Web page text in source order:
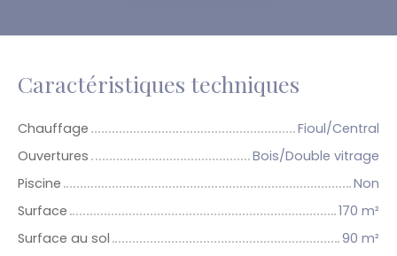
Caractéristiques techniques
Chauffage
Fioul/Central
Ouvertures
Bois/Double vitrage
Piscine
Non
Surface
170 m²
Surface au sol
90 m²